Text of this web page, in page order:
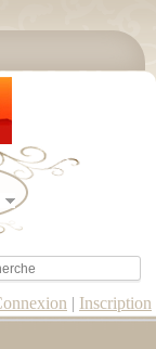
| Inscription